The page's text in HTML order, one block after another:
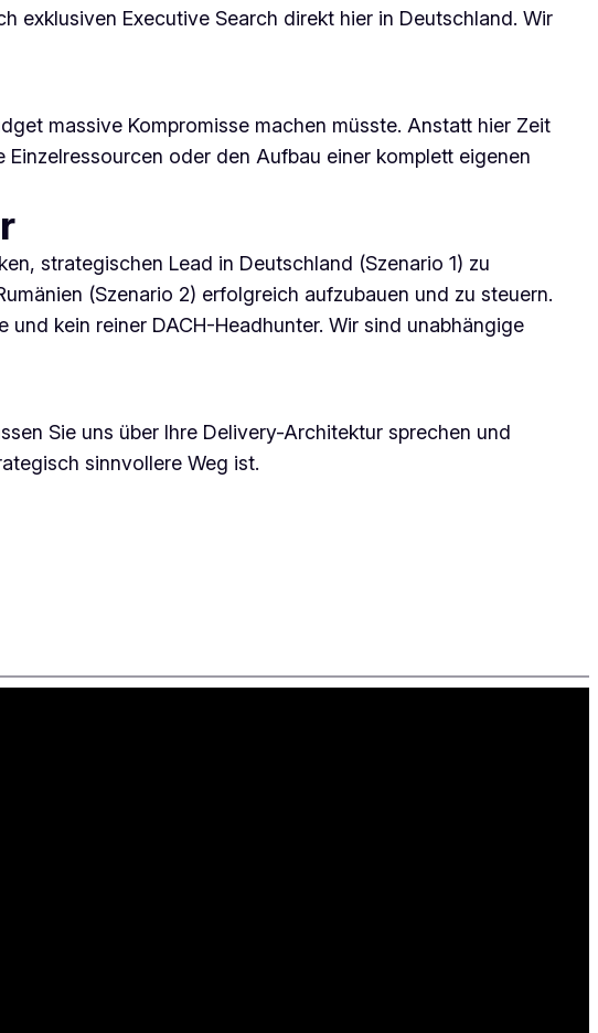
exklusiven Executive Search direkt hier in Deutschland. Wir
massive Kompromisse machen müsste. Anstatt hier Zeit
oder den Aufbau einer komplett eigenen
strategischen Lead in Deutschland (Szenario 1) zu
(Szenario 2) erfolgreich aufzubauen und zu steuern.
kein reiner DACH-Headhunter. Wir sind unabhängige
Sie uns über Ihre Delivery-Architektur sprechen und
sinnvollere Weg ist.